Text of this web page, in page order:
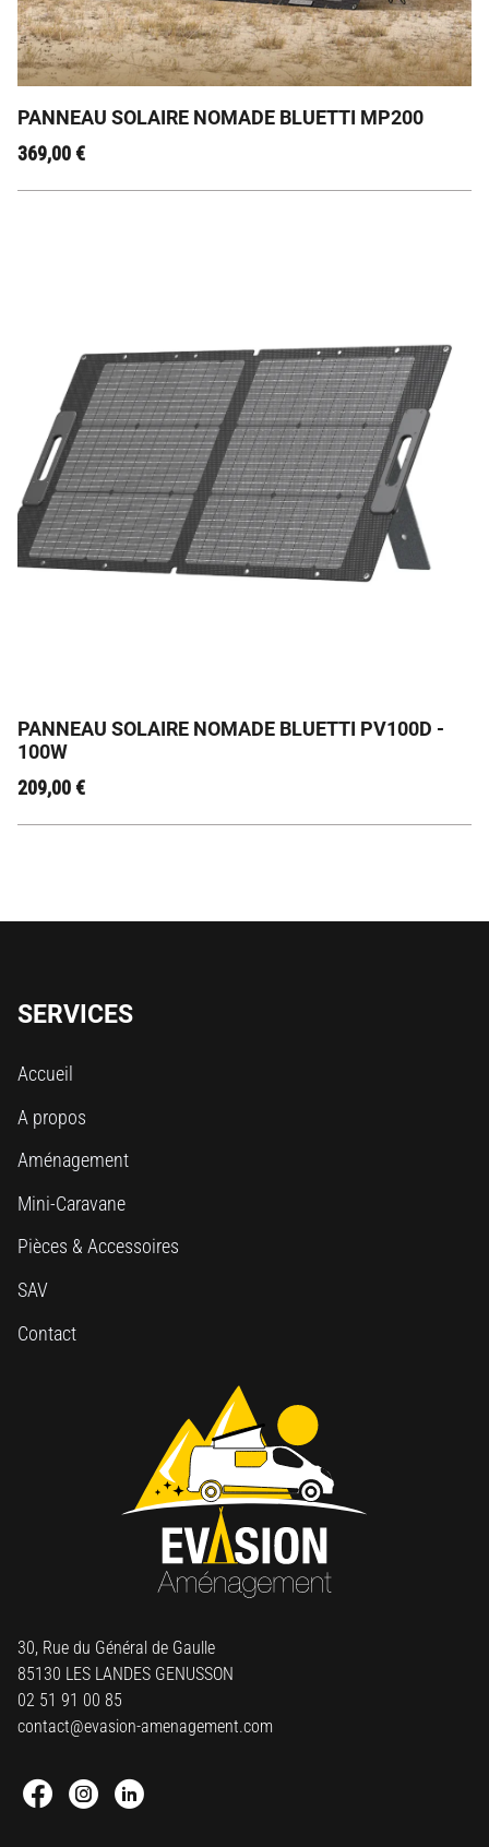
POUR QUE VOTRE BATTERIE NOMADE NE SOIT PAS
EN MANQUE, PENSEZ AU SOLAIRE !!!
PANNEAU SOLAIRE NOMADE BLUETTI MP200
369,00€
PANNEAU SOLAIRE NOMADE BLUETTI PV100D -
100W
209,00€
SERVICES
Accueil
A propos
Aménagement
Mini-Caravane
Pièces & Accessoires
SAV
Contact
30, Rue du Général de Gaulle
85130 LES LANDES GENUSSON
02 51 91 00 85
contact@evasion-amenagement.com
Facebook : Round
Instagram : Round
Linkedin : Round